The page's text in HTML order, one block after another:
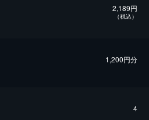
2,189円
（税込）
1,200円分
4